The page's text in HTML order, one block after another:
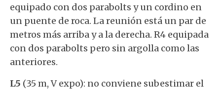
equipado con dos parabolts y un cordino en
un puente de roca. La reunión está un par de
metros más arriba y a la derecha. R4 equipada
con dos parabolts pero sin argolla como las
anteriores.
L5 (35 m, V expo): no conviene subestimar el